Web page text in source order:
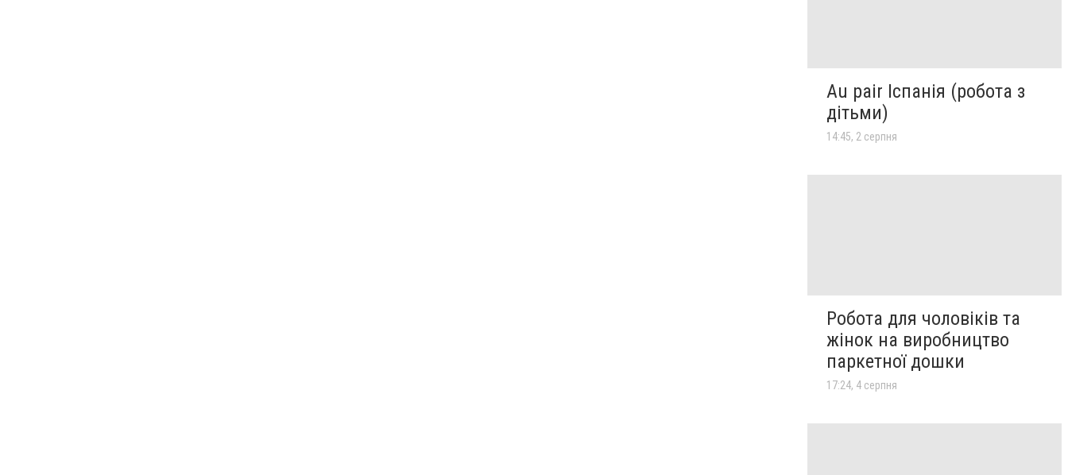
Au pair Іспанія (робота з
дітьми)
14:45, 2 серпня
Робота для чоловіків та
жінок на виробництво
паркетної дошки
17:24, 4 серпня